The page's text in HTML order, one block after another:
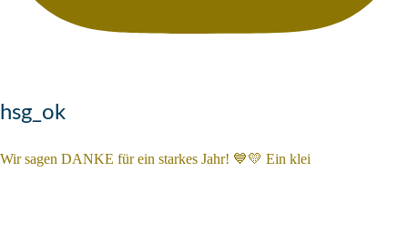
hsg_ok
Wir sagen DANKE für ein starkes Jahr! 💙💛 Ein klei